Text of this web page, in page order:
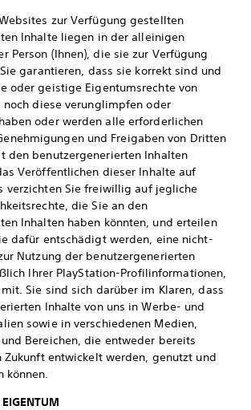
zur Verfügung gestellten
Inhalte liegen in der alleinigen
Person (Ihnen), die sie zur Verfügung
garantieren, dass sie korrekt sind und
oder geistige Eigentumsrechte von
noch diese verunglimpfen oder
oder werden alle erforderlichen
und Freigaben von Dritten
den benutzergenerierten Inhalten
Veröffentlichen dieser Inhalte auf
verzichten Sie freiwillig auf jegliche
die Sie an den
Inhalten haben könnten, und erteilen
dafür entschädigt werden, eine nicht-
Nutzung der benutzergenerierten
Ihrer PlayStation-Profilinformationen,
Sie sind sich darüber im Klaren, dass
Inhalte von uns in Werbe- und
sowie in verschiedenen Medien,
Bereichen, die entweder bereits
Zukunft entwickelt werden, genutzt und
können.